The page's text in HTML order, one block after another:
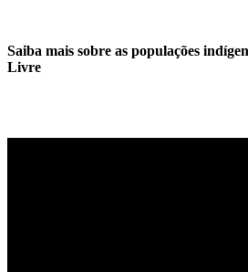
Saiba mais sobre as populações
Livre